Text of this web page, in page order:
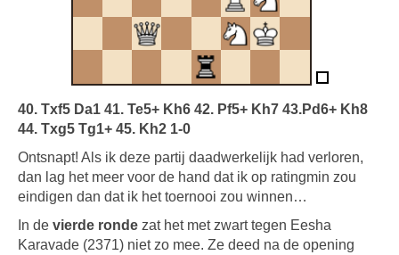
40. Txf5 Da1 41. Te5+ Kh6 42. Pf5+ Kh7 43.Pd6+ Kh8
44. Txg5 Tg1+ 45. Kh2 1-0
Ontsnapt! Als ik deze partij daadwerkelijk had verloren,
dan lag het meer voor de hand dat ik op ratingmin zou
eindigen dan dat ik het toernooi zou winnen…
In de vierde ronde zat het met zwart tegen Eesha
Karavade (2371) niet zo mee. Ze deed na de opening